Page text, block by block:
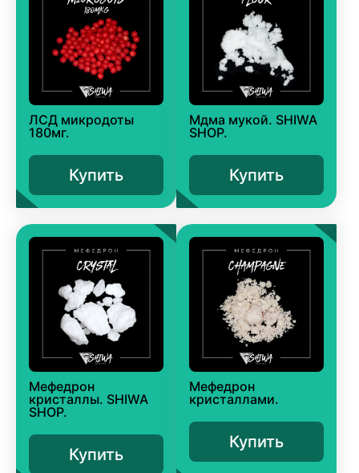
ЛСД микродоты
180мг.
Купить
Мдма мукой. SHIWA
SHOP.
Купить
Мефедрон
кристаллы. SHIWA
SHOP.
Купить
Мефедрон
кристаллами.
Купить